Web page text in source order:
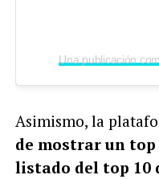
Asimismo, la
de mostrar un top
listado del top 10